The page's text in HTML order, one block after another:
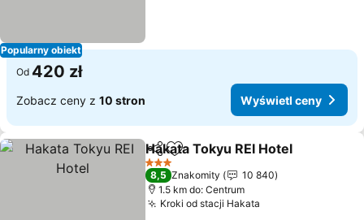
Popularny obiekt
Od 420 zł
Zobacz ceny z 10 stron Wyświetl ceny
Udostępnij
Dodaj do ulubionych
Hakata Tokyu REI Hotel
3 Kategoria
8,5 Znakomity
10 840
1.5 km do: Centrum
Kroki od stacji Hakata